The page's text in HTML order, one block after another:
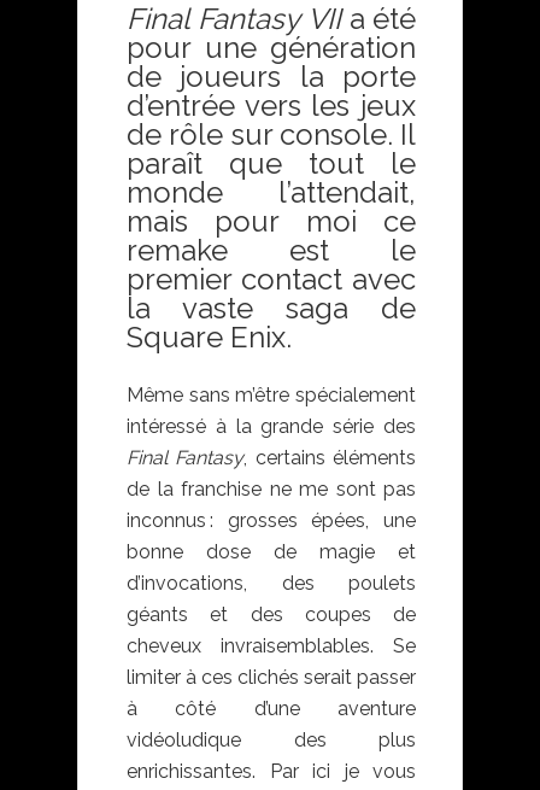
Final Fantasy VIIa été
pour une génération
de joueurs la porte
d’entrée vers les jeux
de rôle sur console. Il
paraît que tout le
monde l’attendait,
mais pour moi ce
remake est le
premier contact avec
la vaste saga de
Square Enix.
Même sans m’être spécialement
intéressé à la grande série des
Final Fantasy, certains éléments
de la franchise ne me sont pas
inconnus : grosses épées, une
bonne dose de magie et
d’invocations, des poulets
géants et des coupes de
cheveux invraisemblables. Se
limiter à ces clichés serait passer
à côté d’une aventure
vidéoludique des plus
enrichissantes. Par ici je vous